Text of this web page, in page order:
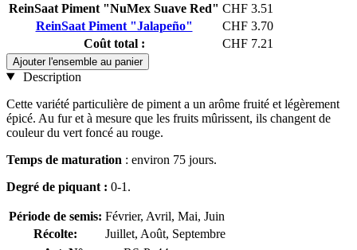
ReinSaat Piment "NuMex Suave Red" CHF 3.51
ReinSaat Piment "Jalapeño"
CHF 3.70
Coût total :
CHF 7.21
Ajouter l'ensemble au panier
Description
Cette variété particulière de piment a un arôme fruité et légèrement
épicé. Au fur et à mesure que les fruits mûrissent, ils changent de
couleur du vert foncé au rouge.
Temps de maturation : environ 75 jours.
Degré de piquant : 0-1.
Période de semis: Février, Avril, Mai, Juin
Récolte:
Juillet, Août, Septembre